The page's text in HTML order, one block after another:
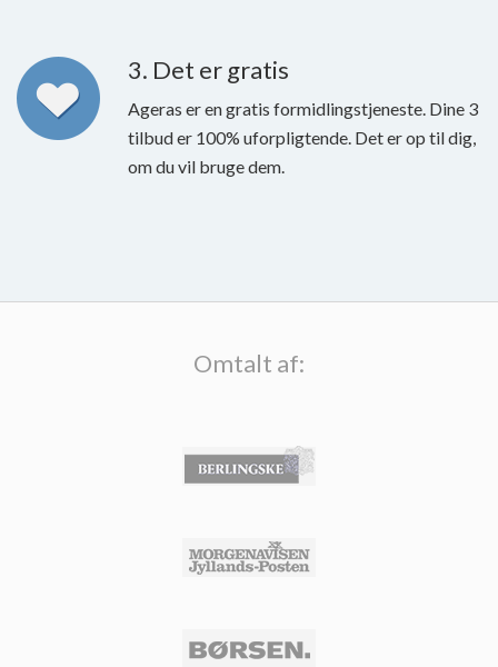
3. Det er gratis
Ageras er en gratis formidlingstjeneste. Dine 3
tilbud er 100% uforpligtende. Det er op til dig,
om du vil bruge dem.
Omtalt af: